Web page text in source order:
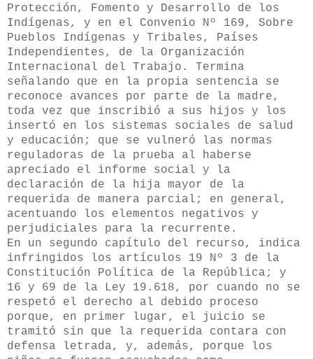
Protección, Fomento y Desarrollo de los
Indígenas, y en el Convenio Nº 169, Sobre
Pueblos Indígenas y Tribales, Países
Independientes, de la Organización
Internacional del Trabajo. Termina
señalando que en la propia sentencia se
reconoce avances por parte de la madre,
toda vez que inscribió a sus hijos y los
insertó en los sistemas sociales de salud
y educación; que se vulneró las normas
reguladoras de la prueba al haberse
apreciado el informe social y la
declaración de la hija mayor de la
requerida de manera parcial; en general,
acentuando los elementos negativos y
perjudiciales para la recurrente.
En un segundo capítulo del recurso, indica
infringidos los artículos 19 Nº 3 de la
Constitución Política de la República; y
16 y 69 de la Ley 19.618, por cuando no se
respetó el derecho al debido proceso
porque, en primer lugar, el juicio se
tramitó sin que la requerida contara con
defensa letrada, y, además, porque los